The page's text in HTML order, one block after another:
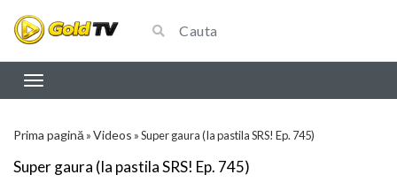
Prima pagină »Videos »Super gaura (Ia pastila SRS! Ep. 745)
Super gaura (Ia pastila SRS! Ep. 745)